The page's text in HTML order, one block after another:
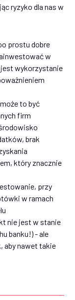
ryzyko dla nas w
prostu dobre
w
wykorzystanie
to być
firm
brak
który znacznie
przy
w ramach
nie jest w stanie
banku!) - ale
aby nawet takie